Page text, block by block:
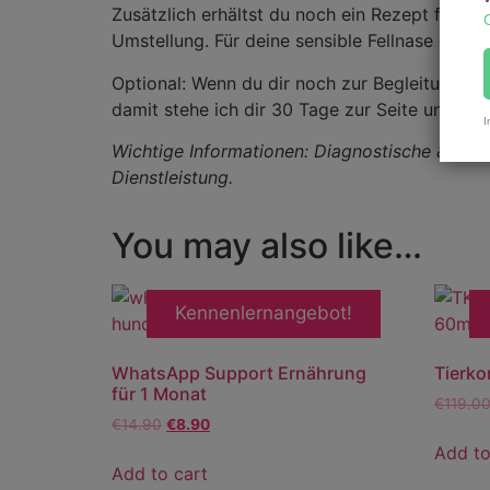
Zusätzlich erhältst du noch ein Rezept für
Umstellung. Für deine sensible Fellnase
Optional: Wenn du dir noch zur Begleitung
damit stehe ich dir 30 Tage zur Seite und du
Wichtige Informationen: Diagnostische &
Dienstleistung.
You may also like…
Kennenlernangebot!
WhatsApp Support Ernährung
für 1 Monat
€14.90 €8.90
Add to cart
€119.00
Add